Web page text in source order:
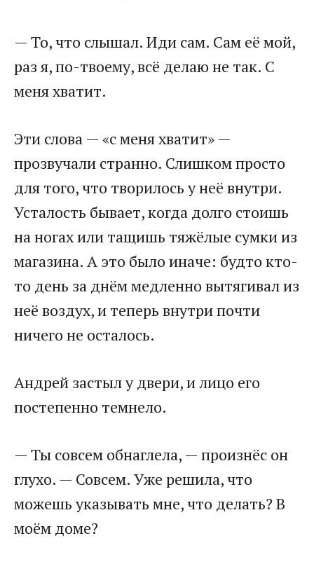
— То, что слышал. Иди сам. Сам её мой,
раз я, по-твоему, всё делаю не так. С
меня хватит.
Эти слова — «с меня хватит» —
прозвучали странно. Слишком просто
для того, что творилось у неё внутри.
Усталость бывает, когда долго стоишь
на ногах или тащишь тяжёлые сумки из
магазина. А это было иначе: будто кто-
то день за днём медленно вытягивал из
неё воздух, и теперь внутри почти
ничего не осталось.
Андрей застыл у двери, и лицо его
постепенно темнело.
— Ты совсем обнаглела, — произнёс он
глухо. — Совсем. Уже решила, что
можешь указывать мне, что делать? В
моём доме?